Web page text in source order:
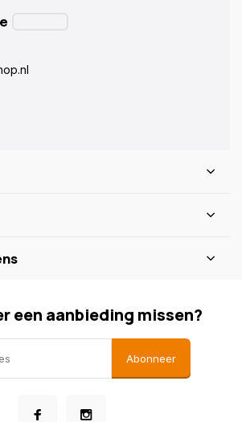
een aanbieding missen?
Abonneer